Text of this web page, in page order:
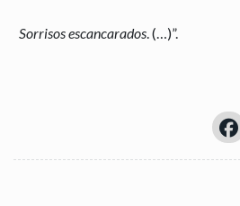
Sorrisos escancarados . (…)”.